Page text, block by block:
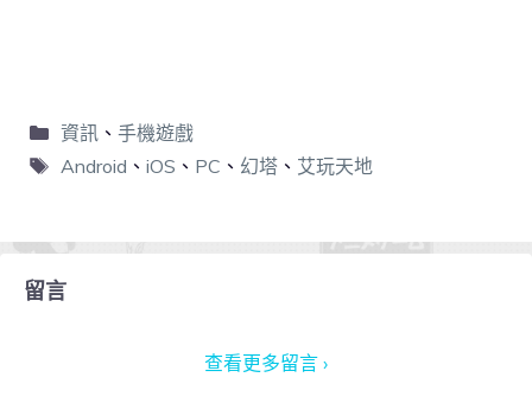
資訊、 手機遊戲
Android 、 iOS 、 PC 、 幻塔、 艾玩天地
留言
查看更多留言 ›